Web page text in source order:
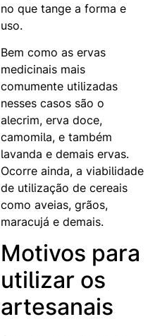
no que tange a forma e
uso.
Bem como as ervas
medicinais mais
comumente utilizadas
nesses casos são o
alecrim, erva doce,
camomila, e também
lavanda e demais ervas.
Ocorre ainda, a viabilidade
de utilização de cereais
como aveias, grãos,
maracujá e demais.
Motivos para
utilizar os
artesanais